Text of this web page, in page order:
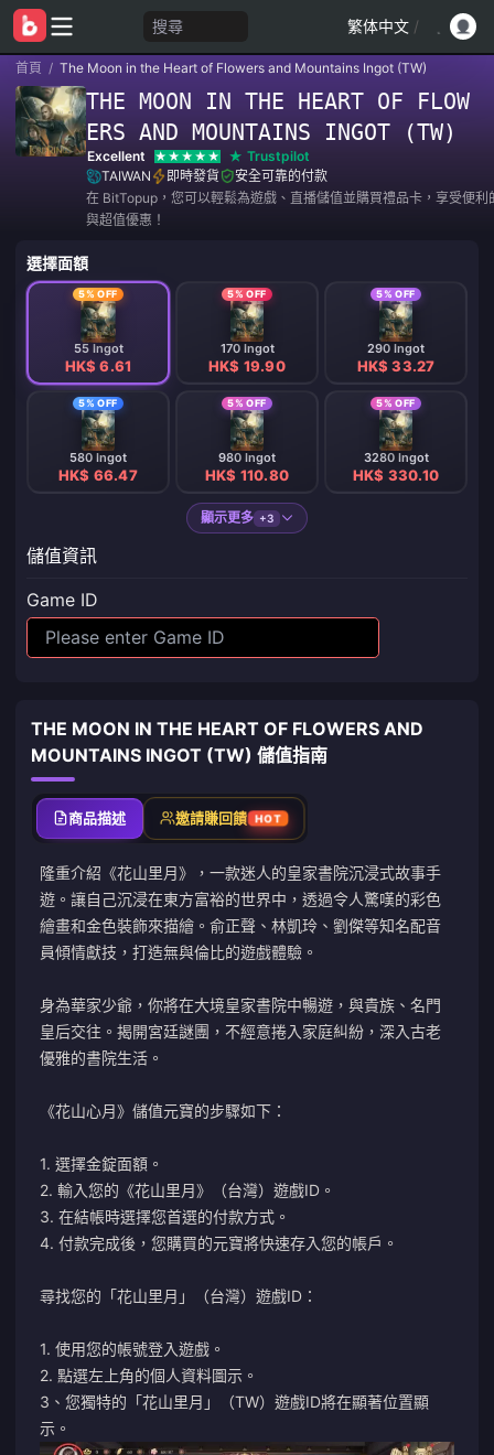
搜尋 繁体中文 /
首頁 / The Moon in the Heart of Flowers and Mountains Ingot (TW)
THE MOON IN THE HEART OF FLOW
ERS AND MOUNTAINS INGOT (TW)
Excellent
Trustpilot
TAIWAN
即時發貨
安全可靠的付款
在 BitTopup，您可以輕鬆為遊戲、直播儲值並購買禮品卡，享受便利
與超值優惠！
選擇面額
5% OFF
55 Ingot
HK$ 6.61
5% OFF
170 Ingot
HK$ 19.90
5% OFF
290 Ingot
HK$ 33.27
5% OFF
580 Ingot
HK$ 66.47
5% OFF
980 Ingot
HK$ 110.80
5% OFF
3280 Ingot
HK$ 330.10
顯示更多 +3
儲值資訊
Game ID
THE MOON IN THE HEART OF FLOWERS AND
MOUNTAINS INGOT (TW) 儲值指南
商品描述 邀請賺回饋 HOT
隆重介紹《花山里月》，一款迷人的皇家書院沉浸式故事手
遊。讓自己沉浸在東方富裕的世界中，透過令人驚嘆的彩色
繪畫和金色裝飾來描繪。俞正聲、林凱玲、劉傑等知名配音
員傾情獻技，打造無與倫比的遊戲體驗。
身為華家少爺，你將在大境皇家書院中暢遊，與貴族、名門
皇后交往。揭開宮廷謎團，不經意捲入家庭糾紛，深入古老
優雅的書院生活。
《花山心月》儲值元寶的步驟如下：
1. 選擇金錠面額。
2. 輸入您的《花山里月》（台灣）遊戲ID。
3. 在結帳時選擇您首選的付款方式。
4. 付款完成後，您購買的元寶將快速存入您的帳戶。
尋找您的「花山里月」（台灣）遊戲ID：
1. 使用您的帳號登入遊戲。
2. 點選左上角的個人資料圖示。
3、您獨特的「花山里月」（TW）遊戲ID將在顯著位置顯
示。